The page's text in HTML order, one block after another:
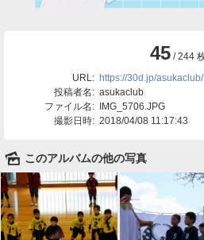
45 / 244
URL: https://30d.jp/
投稿者名: asukaclub
ファイル名: IMG_5706.JPG
撮影日時: 2018/04/08 11:17:43
🌄 このアルバムの他の写真